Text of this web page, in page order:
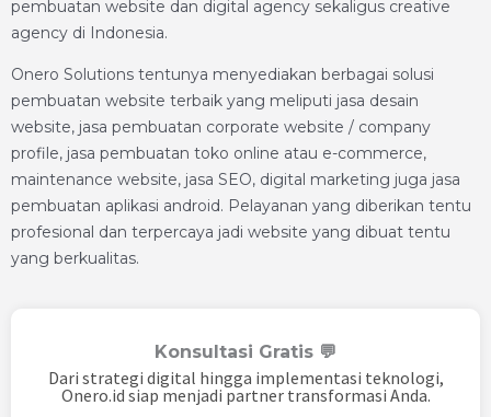
pembuatan website dan digital agency sekaligus creative
agency di Indonesia.
Onero Solutions tentunya menyediakan berbagai solusi
pembuatan website terbaik yang meliputi jasa desain
website, jasa pembuatan corporate website / company
profile, jasa pembuatan toko online atau e-commerce,
maintenance website, jasa SEO, digital marketing juga jasa
pembuatan aplikasi android. Pelayanan yang diberikan tentu
profesional dan terpercaya jadi website yang dibuat tentu
yang berkualitas.
Konsultasi Gratis 💬
Dari strategi digital hingga implementasi teknologi,
Onero.id siap menjadi partner transformasi Anda.